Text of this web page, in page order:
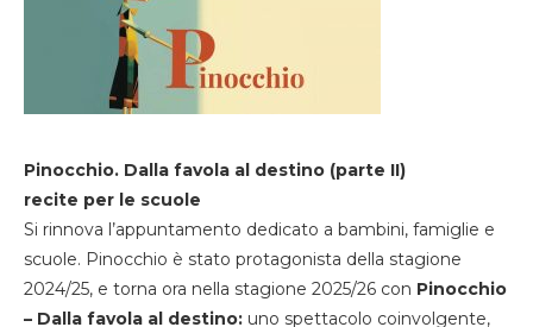
Pinocchio. Dalla favola al destino (parte II)
recite per le scuole
Si rinnova l’appuntamento dedicato a bambini, famiglie e
scuole. Pinocchio è stato protagonista della stagione
2024/25, e torna ora nella stagione 2025/26 con Pinocchio
– Dalla favola al destino: uno spettacolo coinvolgente,